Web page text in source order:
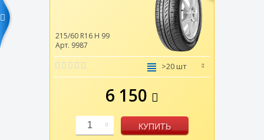
215/60 R16 H 99
Арт. 9987
>20 шт
6 150
1 КУПИТЬ